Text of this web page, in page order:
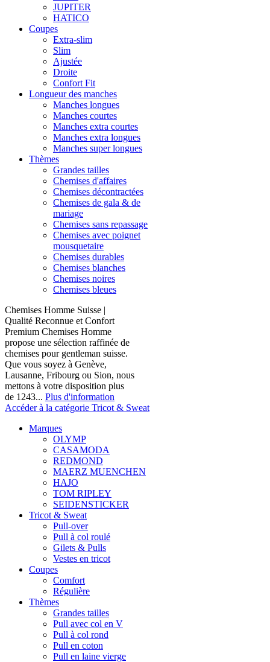
JUPITER
HATICO
Coupes
Extra-slim
Slim
Ajustée
Droite
Confort Fit
Longueur des manches
Manches longues
Manches courtes
Manches extra courtes
Manches extra longues
Manches super longues
Thèmes
Grandes tailles
Chemises d'affaires
Chemises décontractées
Chemises de gala & de
mariage
Chemises sans repassage
Chemises avec poignet
mousquetaire
Chemises durables
Chemises blanches
Chemises noires
Chemises bleues
Chemises Homme Suisse |
Qualité Reconnue et Confort
Premium Chemises Homme
propose une sélection raffinée de
chemises pour gentleman suisse.
Que vous soyez à Genève,
Lausanne, Fribourg ou Sion, nous
mettons à votre disposition plus
de 1243... Plus d'information
Accéder à la catégorie Tricot & Sweat
Marques
OLYMP
CASAMODA
REDMOND
MAERZ MUENCHEN
HAJO
TOM RIPLEY
SEIDENSTICKER
Tricot & Sweat
Pull-over
Pull à col roulé
Gilets & Pulls
Vestes en tricot
Coupes
Comfort
Régulière
Thèmes
Grandes tailles
Pull avec col en V
Pull à col rond
Pull en coton
Pull en laine vierge